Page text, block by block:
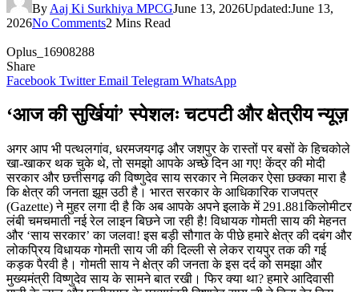
By Aaj Ki Surkhiya MPCGJune 13, 2026Updated:June 13,
2026No Comments2 Mins Read
Oplus_16908288
Share
Facebook Twitter Email Telegram WhatsApp
‘आज की सुर्खियां’ स्पेशलः चटपटी और क्षेत्रीय न्यूज़
अगर आप भी पत्थलगांव, धरमजयगढ़ और जशपुर के रास्तों पर बसों के हिचकोले
खा-खाकर थक चुके थे, तो समझो आपके अच्छे दिन आ गए! केंद्र की मोदी
सरकार और छत्तीसगढ़ की विष्णुदेव साय सरकार ने मिलकर ऐसा छक्का मारा है
कि क्षेत्र की जनता झूम उठी है। भारत सरकार के आधिकारिक राजपत्र
(Gazette) ने मुहर लगा दी है कि अब आपके अपने इलाके में 291.881किलोमीटर
लंबी चमचमाती नई रेल लाइन बिछने जा रही है! विधायक गोमती साय की मेहनत
और ‘साय सरकार’ का जलवा! इस बड़ी सौगात के पीछे हमारे क्षेत्र की दबंग और
लोकप्रिय विधायक गोमती साय जी की दिल्ली से लेकर रायपुर तक की गई
कड़क पैरवी है। गोमती साय ने क्षेत्र की जनता के इस दर्द को समझा और
मुख्यमंत्री विष्णुदेव साय के सामने बात रखी। फिर क्या था? हमारे आदिवासी